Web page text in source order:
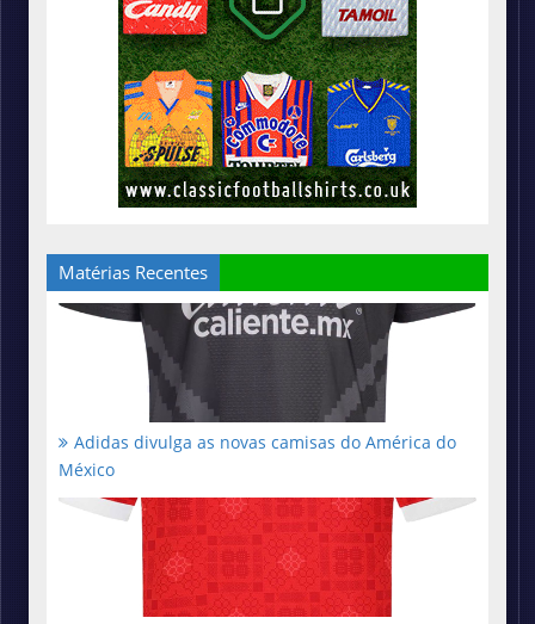
Matérias Recentes
Adidas divulga as novas camisas do América do
México